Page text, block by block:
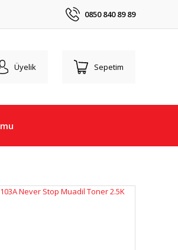
0850 840 89 89
Üyelik Sepetim